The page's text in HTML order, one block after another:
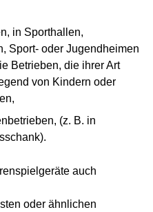
in Sporthallen,
Sport- oder Jugendheimen
Betrieben, die ihrer Art
von Kindern oder
(z. B. in
auch
oder ähnlichen